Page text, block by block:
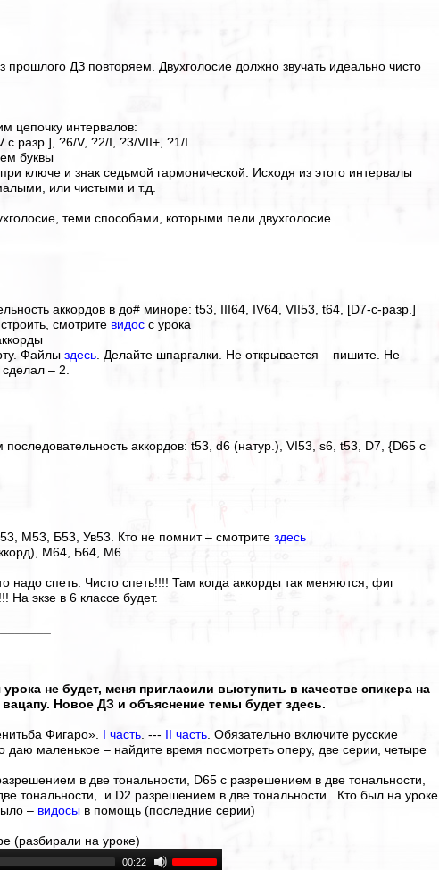
прошлого ДЗ повторяем. Двухголосие должно звучать идеально чисто
цепочку интервалов:
с разр.], ?6/V, ?2/I, ?3/VII+, ?1/I
буквы
ключе и знак седьмой гармонической. Исходя из этого интервалы
или чистыми и т.д.
теми способами, которыми пели двухголосие
аккордов в до# миноре: t53, III64, IV64, VII53, t64, [D7-c-разр.]
смотрите видос с урока
Файлы здесь . Делайте шпаргалки. Не открывается – пишите. Не
– 2.
аккордов: t53, d6 (натур.), VI53, s6, t53, D7, {D65 с
М53, Б53, Ув53. Кто не помнит – смотрите здесь
М64, Б64, М6
надо спеть. Чисто спеть!!!! Там когда аккорды так меняются, фиг
экзе в 6 классе будет.
не будет, меня пригласили выступить в качестве спикера на
Новое ДЗ и объяснение темы будет здесь.
Фигаро». I часть . --- II часть . Обязательно включите русские
даю маленькое – найдите время посмотреть оперу, две серии, четыре
в две тональности, D65 с разрешением в две тональности,
тональности, и D2 разрешением в две тональности. Кто был на уроке
– видосы в помощь (последние серии)
(разбирали на уроке)
00:22